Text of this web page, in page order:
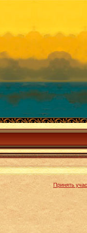
Принять